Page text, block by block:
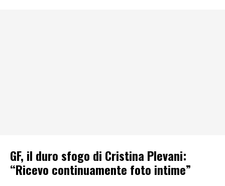
GF, il duro sfogo di Cristina Plevani:
“Ricevo continuamente foto intime”